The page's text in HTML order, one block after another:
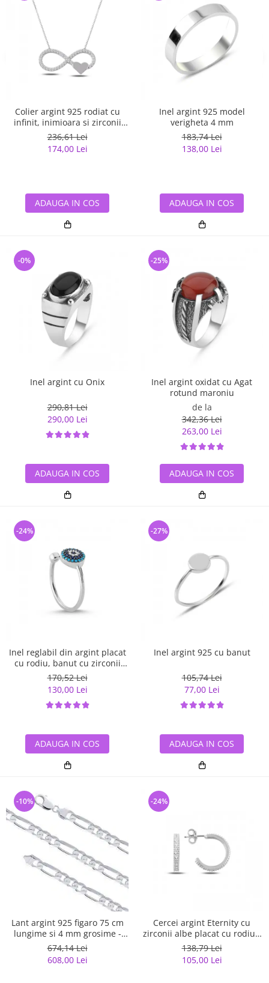
Colier argint 925 rodiat cu
infinit, inimioara si zirconii
albe - Infinite You CTU0067
236,61 Lei
174,00 Lei
ADAUGA IN COS
Inel argint 925 model
verigheta 4 mm
183,74 Lei
138,00 Lei
ADAUGA IN COS
Inel argint cu Onix
290,81 Lei
290,00 Lei
-0%
ADAUGA IN COS
Inel argint oxidat cu Agat
rotund maroniu
de la
342,36 Lei
263,00 Lei
-25%
ADAUGA IN COS
Inel reglabil din argint placat
cu rodiu, banut cu zirconii
albe si albastre
170,52 Lei
130,00 Lei
-24%
ADAUGA IN COS
Inel argint 925 cu banut
105,74 Lei
77,00 Lei
-27%
ADAUGA IN COS
Lant argint 925 figaro 75 cm
lungime si 4 mm grosime -
Classical You LSX0141
674,14 Lei
608,00 Lei
-10%
Cercei argint Eternity cu
zirconii albe placat cu rodiu -
ETU0153
138,79 Lei
105,00 Lei
-24%